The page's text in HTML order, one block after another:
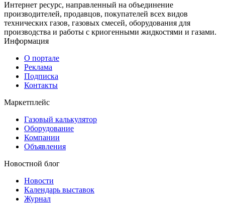
Интернет ресурс, направленный на объединение
производителей, продавцов, покупателей всех видов
технических газов, газовых смесей, оборудования для
производства и работы с криогенными жидкостями и газами.
Информация
О портале
Реклама
Подписка
Контакты
Маркетплейс
Газовый калькулятор
Оборудование
Компании
Объявления
Новостной блог
Новости
Календарь выставок
Журнал